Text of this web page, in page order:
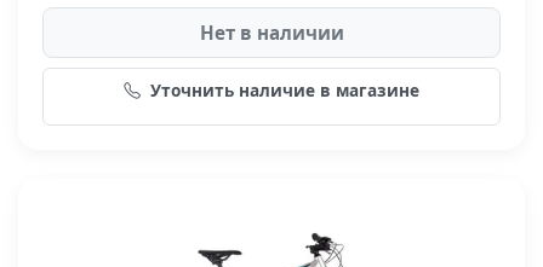
Нет в наличии
Уточнить наличие в магазине